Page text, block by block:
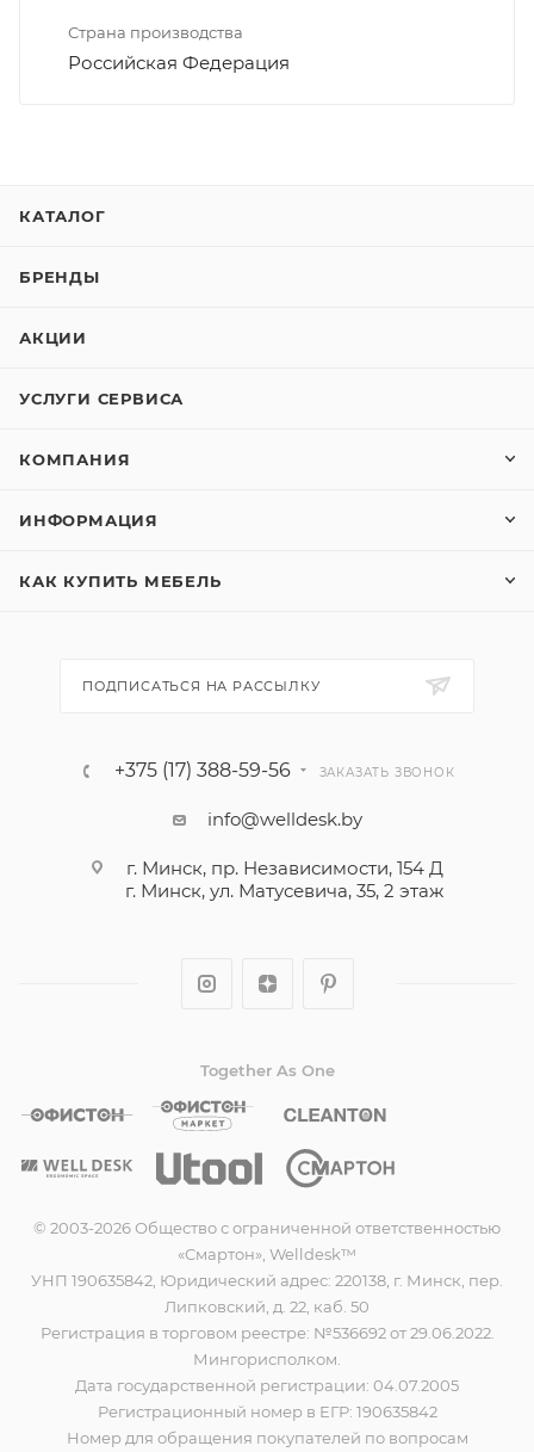
Страна производства
Российская Федерация
КАТАЛОГ
БРЕНДЫ
АКЦИИ
УСЛУГИ СЕРВИСА
КОМПАНИЯ
ИНФОРМАЦИЯ
КАК КУПИТЬ МЕБЕЛЬ
ПОДПИСАТЬСЯ НА РАССЫЛКУ
+375 (17) 388-59-56 ЗАКАЗАТЬ ЗВОНОК
info@welldesk.by
г. Минск, пр. Независимости, 154 Д
г. Минск, ул. Матусевича, 35, 2 этаж
Together As One
© 2003-2026 Общество с ограниченной ответственностью
«Смартон», Welldesk™
УНП 190635842, Юридический адрес: 220138, г. Минск, пер.
Липковский, д. 22, каб. 50
Регистрация в торговом реестре: №536692 от 29.06.2022.
Мингорисполком.
Дата государственной регистрации: 04.07.2005
Регистрационный номер в ЕГР: 190635842
Номер для обращения покупателей по вопросам